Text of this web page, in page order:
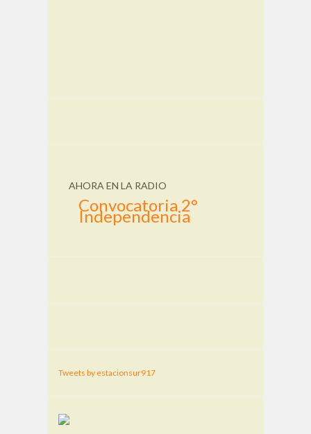
AHORA EN LA RADIO
Convocatoria 2°
Independencia
Tweets by estacionsur917